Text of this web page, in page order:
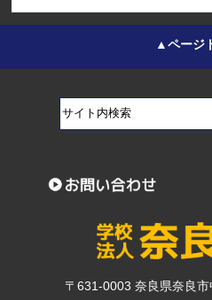
▲ページ
〒631-0003 奈良県奈良